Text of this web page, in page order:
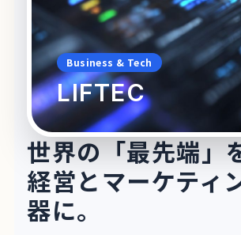
Business & Tech
LIFTEC
世界の「最先端」
経営とマーケティ
器に。